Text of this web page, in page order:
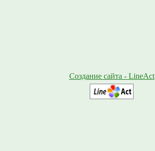
Создание сайта - LineAct